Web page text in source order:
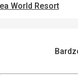
World Resort